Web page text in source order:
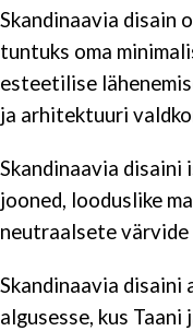
Skandinaavia disain
tuntuks oma
esteetilise
ja arhitektuuri
Skandinaavia disaini
jooned, looduslike
neutraalsete värvide
Skandinaavia disaini
algusesse, kus Taani